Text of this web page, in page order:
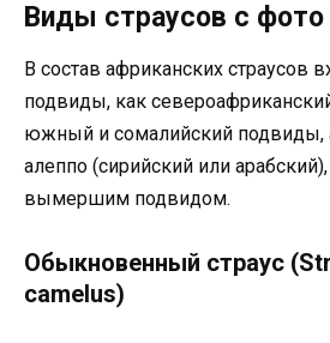
Виды страусов с фото
В состав африканских страусов
подвиды, как
южный и сомалийский подвиды,
алеппо (сирийский или
вымершим подвидом.
Обыкновенный страус
camelus)